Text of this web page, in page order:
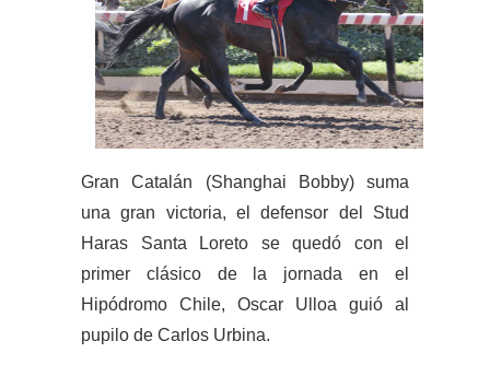
Gran Catalán (Shanghai Bobby)suma
una gran victoria, el defensor del Stud
Haras Santa Loreto se quedó con el
primer clásico de la jornada en el
Hipódromo Chile, Oscar Ulloa guió al
pupilo de Carlos Urbina.